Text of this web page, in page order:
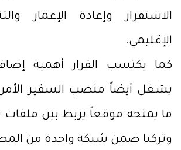
الاستقرار وإعادة الإعمار
الإقليمي.
كما يكتسب القرار أهمية
يشغل أيضاً منصب السفير
ما يمنحه موقعاً يربط بين ملفات
وتركيا ضمن شبكة واحدة من